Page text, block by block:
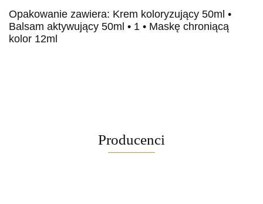
Opakowanie zawiera: Krem koloryzujący 50ml •
Balsam aktywujący 50ml • 1 • Maskę chroniącą
kolor 12ml
Producenci